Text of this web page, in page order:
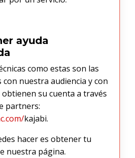
ayuda
como estas son las
nuestra audiencia y con
su cuenta a través
partners:
kajabi.
hacer es obtener tu
nuestra página.